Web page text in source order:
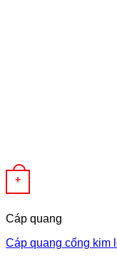
+
Cáp quang
Cáp quang cống kim